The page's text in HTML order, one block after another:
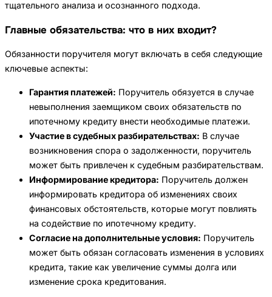
тщательного анализа и осознанного подхода.
Главные обязательства: что в них входит?
Обязанности поручителя могут включать в себя следующие
ключевые аспекты:
Гарантия платежей: Поручитель обязуется в случае
невыполнения заемщиком своих обязательств по
ипотечному кредиту внести необходимые платежи.
Участие в судебных разбирательствах: В случае
возникновения спора о задолженности, поручитель
может быть привлечен к судебным разбирательствам.
Информирование кредитора: Поручитель должен
информировать кредитора об изменениях своих
финансовых обстоятельств, которые могут повлиять
на содействие по ипотечному кредиту.
Согласие на дополнительные условия: Поручитель
может быть обязан согласовать изменения в условиях
кредита, такие как увеличение суммы долга или
изменение срока кредитования.